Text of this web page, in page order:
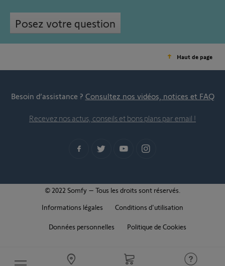
Posez votre question
Haut de page
Besoin d’assistance ? Consultez nos vidéos, notices et FAQ
Recevez nos actus, conseils et bons plans par email !
© 2022 Somfy – Tous les droits sont réservés.
Informations légales
Conditions d'utilisation
Données personnelles Politique de Cookies